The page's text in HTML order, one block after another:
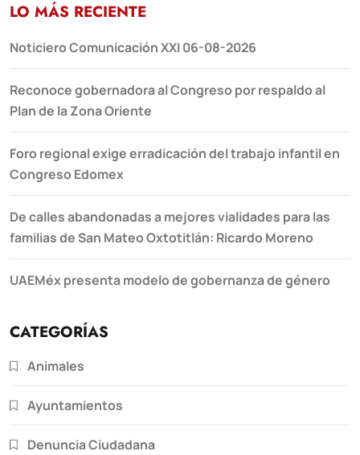
LO MÁS RECIENTE
Noticiero Comunicación XXI 06-08-2026
Reconoce gobernadora al Congreso por respaldo al
Plan de la Zona Oriente
Foro regional exige erradicación del trabajo infantil en
Congreso Edomex
De calles abandonadas a mejores vialidades para las
familias de San Mateo Oxtotitlán: Ricardo Moreno
UAEMéx presenta modelo de gobernanza de género
CATEGORÍAS
Animales
Ayuntamientos
Denuncia Ciudadana